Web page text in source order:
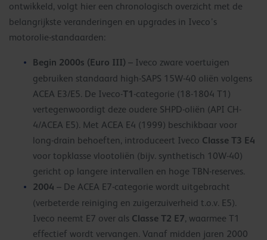
ontwikkeld, volgt hier een chronologisch overzicht met de
belangrijkste veranderingen en upgrades in Iveco’s
motorolie-standaarden:
Begin 2000s (Euro III) – Iveco zware voertuigen
gebruiken standaard high-SAPS 15W-40 oliën volgens
ACEA E3/E5. De Iveco-T1 -categorie (18-1804 T1)
vertegenwoordigt deze oudere SHPD-oliën (API CH-
4/ACEA E5). Met ACEA E4 (1999) beschikbaar voor
long-drain behoeften, introduceert Iveco Classe T3 E4
voor topklasse vlootoliën (bijv. synthetisch 10W-40)
gericht op langere intervallen en hoge TBN-reserves.
2004 – De ACEA E7-categorie wordt uitgebracht
(verbeterde reiniging en zuigerzuiverheid t.o.v. E5).
Iveco neemt E7 over als Classe T2 E7, waarmee T1
effectief wordt vervangen. Vanaf midden jaren 2000